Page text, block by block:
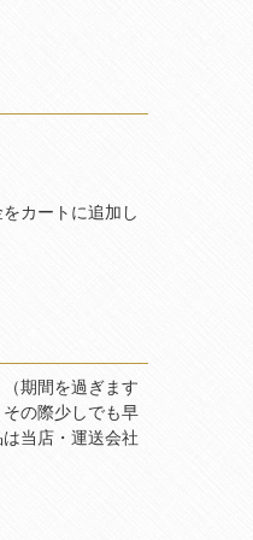
カートに追加し
期間を過ぎます
の際少しでも早
当店・運送会社